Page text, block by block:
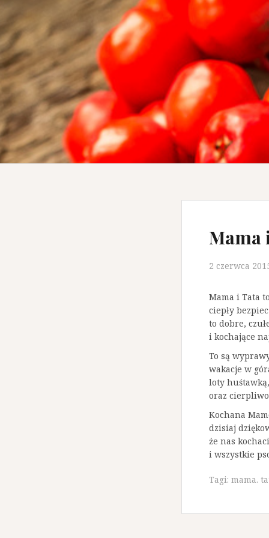
Mama
2 czerwca
Mama i Tata
ciepły
to dobre,
i kochające
To są
wakacje w
loty
oraz
Kochana
dzisiaj
że nas
i wszystkie
Tagi: mama.